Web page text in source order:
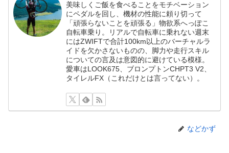
美味しくご飯を食べることをモチベーション
にペダルを回し、機材の性能に頼り切って
「頑張らないことを頑張る」物欲系へっぽこ
自転車乗り。リアルで自転車に乗れない週末
にはZWIFTで合計100km以上のバーチャルラ
イドを欠かさないものの、脚力や走行スキル
についての言及は意図的に避けている模様。
愛車はLOOK675、ブロンプトンCHPT3 V2、
タイレルFX（これだけとは言ってない）。
などかず